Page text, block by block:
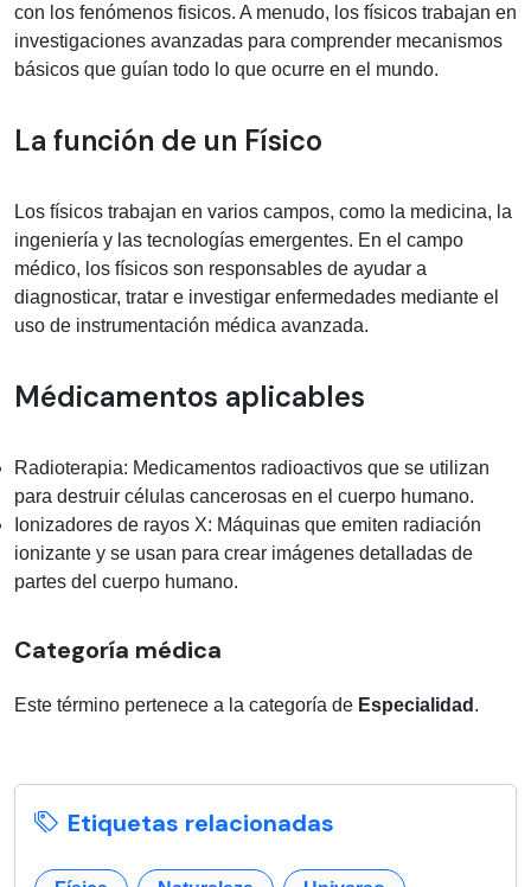
con los fenómenos fisicos. A menudo, los físicos trabajan en
investigaciones avanzadas para comprender mecanismos
básicos que guían todo lo que ocurre en el mundo.
La función de un Físico
Los físicos trabajan en varios campos, como la medicina, la
ingeniería y las tecnologías emergentes. En el campo
médico, los físicos son responsables de ayudar a
diagnosticar, tratar e investigar enfermedades mediante el
uso de instrumentación médica avanzada.
Médicamentos aplicables
Radioterapia: Medicamentos radioactivos que se utilizan
para destruir células cancerosas en el cuerpo humano.
Ionizadores de rayos X: Máquinas que emiten radiación
ionizante y se usan para crear imágenes detalladas de
partes del cuerpo humano.
Categoría médica
Este término pertenece a la categoría de Especialidad .
Etiquetas relacionadas